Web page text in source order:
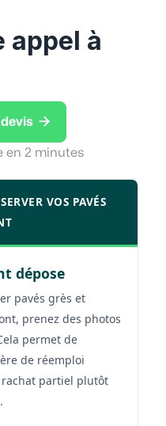
appel à

en 2 minutes
VOS PAVÉS
dépose
pavés grès et
prenez des photos
permet de
de réemploi
partiel plutôt